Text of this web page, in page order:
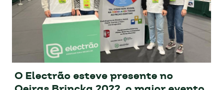
O Electrão esteve presente no